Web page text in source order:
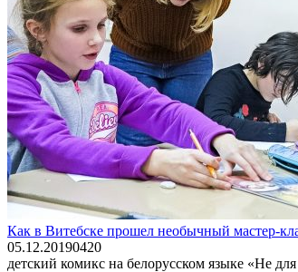
Как в Витебске прошел необычный мастер-
05.12.20190420
детский комикс на белорусском языке «Не